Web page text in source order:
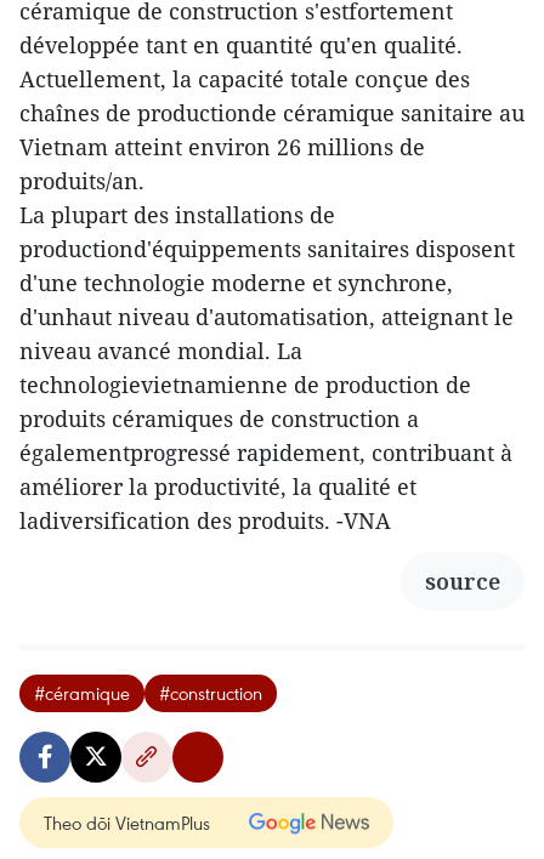
céramique de construction s'estfortement
développée tant en quantité qu'en qualité.
Actuellement, la capacité totale conçue des
chaînes de productionde céramique sanitaire au
Vietnam atteint environ 26 millions de
produits/an.
La plupart des installations de
productiond'équippements sanitaires disposent
d'une technologie moderne et synchrone,
d'unhaut niveau d'automatisation, atteignant le
niveau avancé mondial. La
technologievietnamienne de production de
produits céramiques de construction a
égalementprogressé rapidement, contribuant à
améliorer la productivité, la qualité et
ladiversification des produits. -VNA
source
#céramique #construction
Theo dõi VietnamPlus